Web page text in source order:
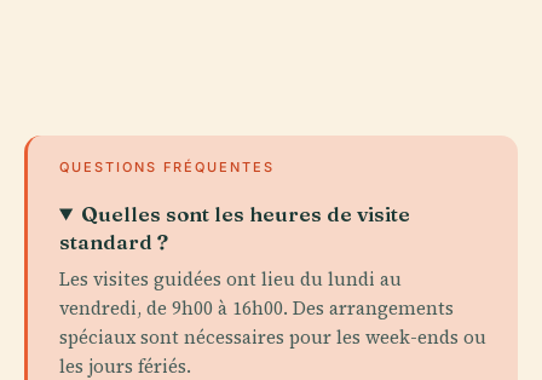
QUESTIONS FRÉQUENTES
Quelles sont les heures de visite
standard ?
Les visites guidées ont lieu du lundi au
vendredi, de 9h00 à 16h00. Des arrangements
spéciaux sont nécessaires pour les week-ends ou
les jours fériés.